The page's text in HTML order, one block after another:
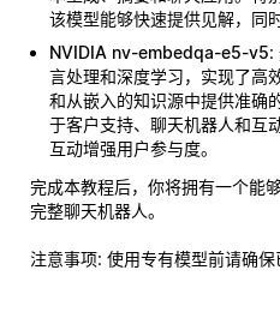
该模型能够快速提供见解，同
NVIDIA nv-embedqa-e5-v5:
言处理和深度学习，实现了高
和从嵌入的知识源中提供准确
于客户支持、聊天机器人和互
互动增强用户参与度。
完成本教程后，你将拥有一个能
完整聊天机器人。
注意事项: 使用专有模型前请确保